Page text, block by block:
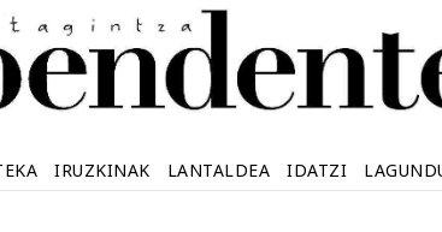
IRUZKINAK LANTALDEA IDATZI